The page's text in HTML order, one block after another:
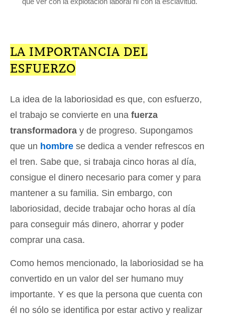
LA IMPORTANCIA DEL
ESFUERZO
La idea de la laboriosidad es que, con esfuerzo,
el trabajo se convierte en una fuerza
transformadora y de progreso. Supongamos
que un hombre se dedica a vender refrescos en
el tren. Sabe que, si trabaja cinco horas al día,
consigue el dinero necesario para comer y para
mantener a su familia. Sin embargo, con
laboriosidad, decide trabajar ocho horas al día
para conseguir más dinero, ahorrar y poder
comprar una casa.
Como hemos mencionado, la laboriosidad se ha
convertido en un valor del ser humano muy
importante. Y es que la persona que cuenta con
él no sólo se identifica por estar activo y realizar